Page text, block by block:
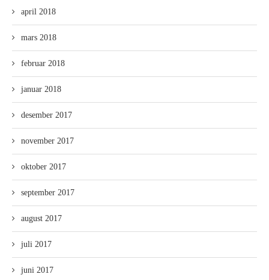
april 2018
mars 2018
februar 2018
januar 2018
desember 2017
november 2017
oktober 2017
september 2017
august 2017
juli 2017
juni 2017